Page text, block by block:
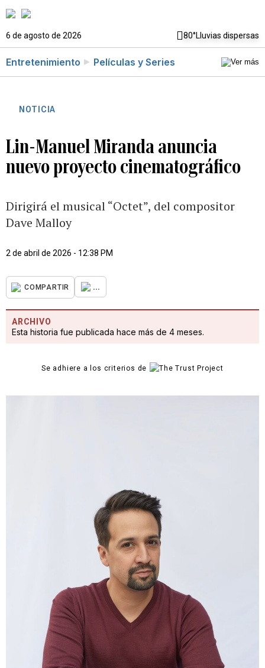
6 de agosto de 2026 80°Lluvias dispersas
Entretenimiento Películas y Series
NOTICIA
Lin-Manuel Miranda anuncia
nuevo proyecto cinematográfico
Dirigirá el musical “Octet”, del compositor
Dave Malloy
2 de abril de 2026 - 12:38 PM
COMPARTIR ...
ARCHIVO
Esta historia fue publicada hace más de 4 meses.
Se adhiere a los criterios de